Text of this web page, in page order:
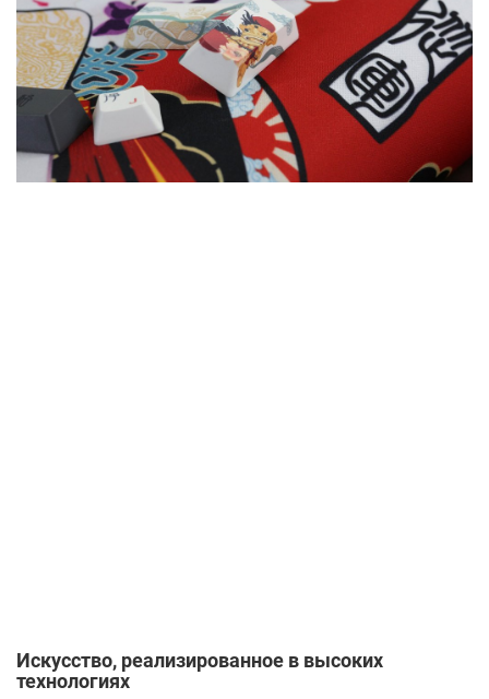
Искусство, реализированное в высоких
технологиях